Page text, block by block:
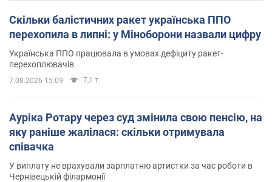
Скільки балістичних ракет українська ППО
перехопила в липні: у Міноборони назвали цифру
Українська ППО працювала в умовах дефіциту ракет-
перехоплювачів
7.08.2026 15:09 7,1 т.
Ауріка Ротару через суд змінила свою пенсію, на
яку раніше жалілася: скільки отримувала
співачка
У виплату не врахували зарплатню артистки за час роботи в
Чернівецькій філармонії